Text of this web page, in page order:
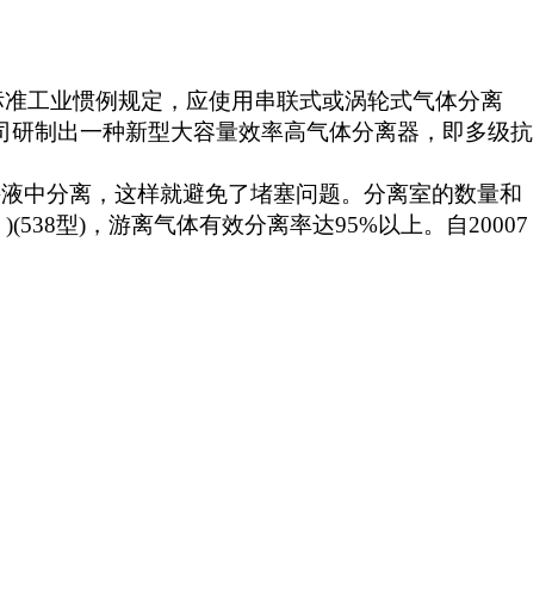
工业惯例规定，应使用串联式或涡轮式气体分离
研制出一种新型大容量效率高气体分离器，即多级抗
中分离，这样就避免了堵塞问题。分离室的数量和
型) ，游离气体有效分离率达95%以上。自20007